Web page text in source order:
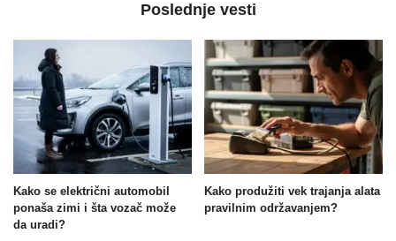
Poslednje vesti
Kako se električni automobil
ponaša zimi i šta vozač može
da uradi?
Kako produžiti vek trajanja alata
pravilnim održavanjem?